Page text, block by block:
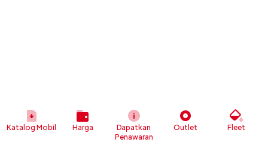
Katalog Mobil Harga
Dapatkan
Penawaran
Outlet Fleet